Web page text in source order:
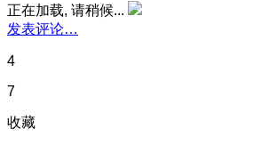
正在加载, 请稍候...
发表评论…
4
7
收藏